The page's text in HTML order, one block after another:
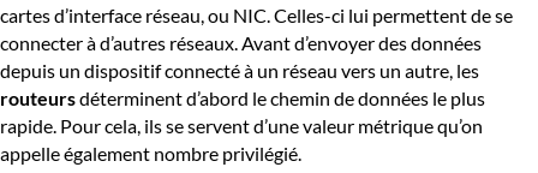
cartes d’interface réseau, ou NIC. Celles-ci lui permettent de se
connecter à d’autres réseaux. Avant d’envoyer des données
depuis un dispositif connecté à un réseau vers un autre, les
routeursdéterminent d’abord le chemin de données le plus
rapide. Pour cela, ils se servent d’une valeur métrique qu’on
appelle également nombre privilégié.